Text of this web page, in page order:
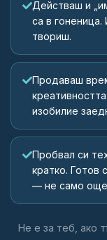
Действаш и
са в
твориш.
Продаваш
изобилие
Пробвал си
кратко. Готов
— не само още
Не е за теб, ако